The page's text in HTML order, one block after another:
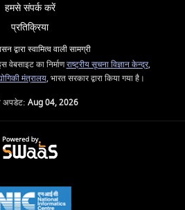
हमसे संपर्क करें
प्रतिक्रिया
द्वारा स्वामित्व वाली सामग्री
वेबसाइट का निर्माणराष्ट्रीय सूचना विज्ञान केन्द्र,
मंत्रालय, भारत सरकार द्वारा किया गया है।
अपडेट: Aug 04, 2026